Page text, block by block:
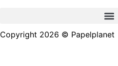
Copyright 2026 © Papelplanet